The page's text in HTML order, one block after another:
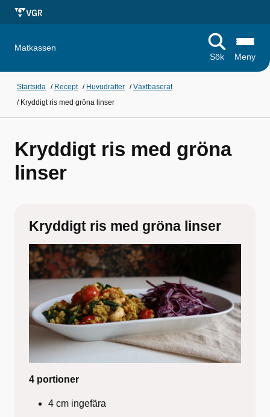
Matkassen
Sök
Meny
Startsida / Recept / Huvudrätter /Växtbaserat
/ Kryddigt ris med gröna linser
Kryddigt ris med gröna
linser
Kryddigt ris med gröna linser
4 portioner
4 cm ingefära